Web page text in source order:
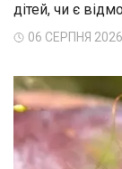
дітей, чи є
06 СЕРПНЯ